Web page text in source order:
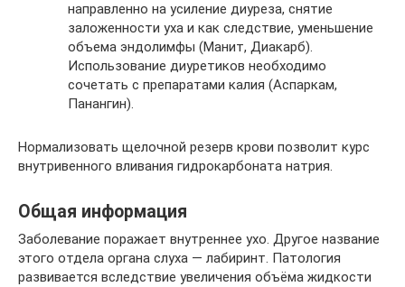
направленно на усиление диуреза, снятие
заложенности уха и как следствие, уменьшение
объема эндолимфы (Манит, Диакарб).
Использование диуретиков необходимо
сочетать с препаратами калия (Аспаркам,
Панангин).
Нормализовать щелочной резерв крови позволит курс
внутривенного вливания гидрокарбоната натрия.
Общая информация
Заболевание поражает внутреннее ухо. Другое название
этого отдела органа слуха — лабиринт. Патология
развивается вследствие увеличения объёма жидкости